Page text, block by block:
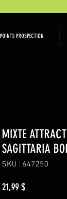
POINTS PROSPECTION
MIXTE
SAGITTARIA
SKU : 647250
21,99 $Prix